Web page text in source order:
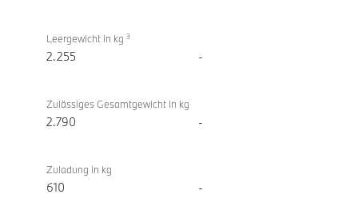
Leergewicht in kg 3
2.255 -
Zulässiges Gesamtgewicht in kg
2.790 -
Zuladung in kg
610 -